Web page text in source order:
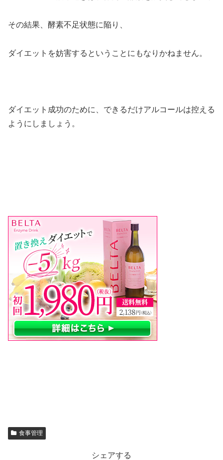
その結果、酵素不足状態に陥り、
ダイエットを妨害するということにもなりかねません。
ダイエット成功のために、できるだけアルコールは控える
ようにしましょう。
食事管理
シェアする